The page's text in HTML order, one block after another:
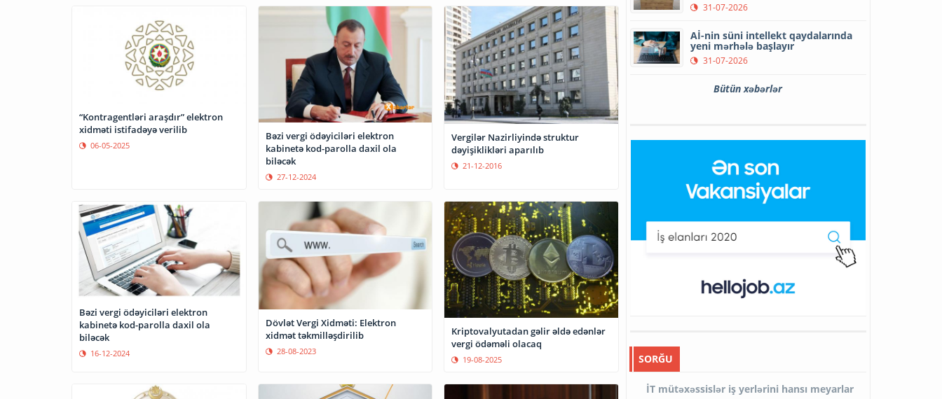
“Kontragentləri araşdır” elektron
xidməti istifadəyə verilib
06-05-2025
Bəzi vergi ödəyiciləri elektron
kabinetə kod-parolla daxil ola
biləcək
27-12-2024
Vergilər Nazirliyində struktur
dəyişiklikləri aparılıb
21-12-2016
Bəzi vergi ödəyiciləri elektron
kabinetə kod-parolla daxil ola
biləcək
16-12-2024
Dövlət Vergi Xidməti: Elektron
xidmət təkmilləşdirilib
28-08-2023
Kriptovalyutadan gəlir əldə edənlər
vergi ödəməli olacaq
19-08-2025
31-07-2026
Aİ-nin süni intellekt qaydalarında
yeni mərhələ başlayır
31-07-2026
Bütün xəbərlər
SORĞU
İT mütəxəssislər iş yerlərini hansı meyarlar